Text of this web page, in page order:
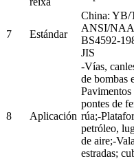
7 Estándar
China: YB/
ANSI/
BS4592-
JIS
8 Aplicación
-Vías,
de bombas
Pavimentos
pontes de
rúa;-
petróleo,
de aire;-
estradas;